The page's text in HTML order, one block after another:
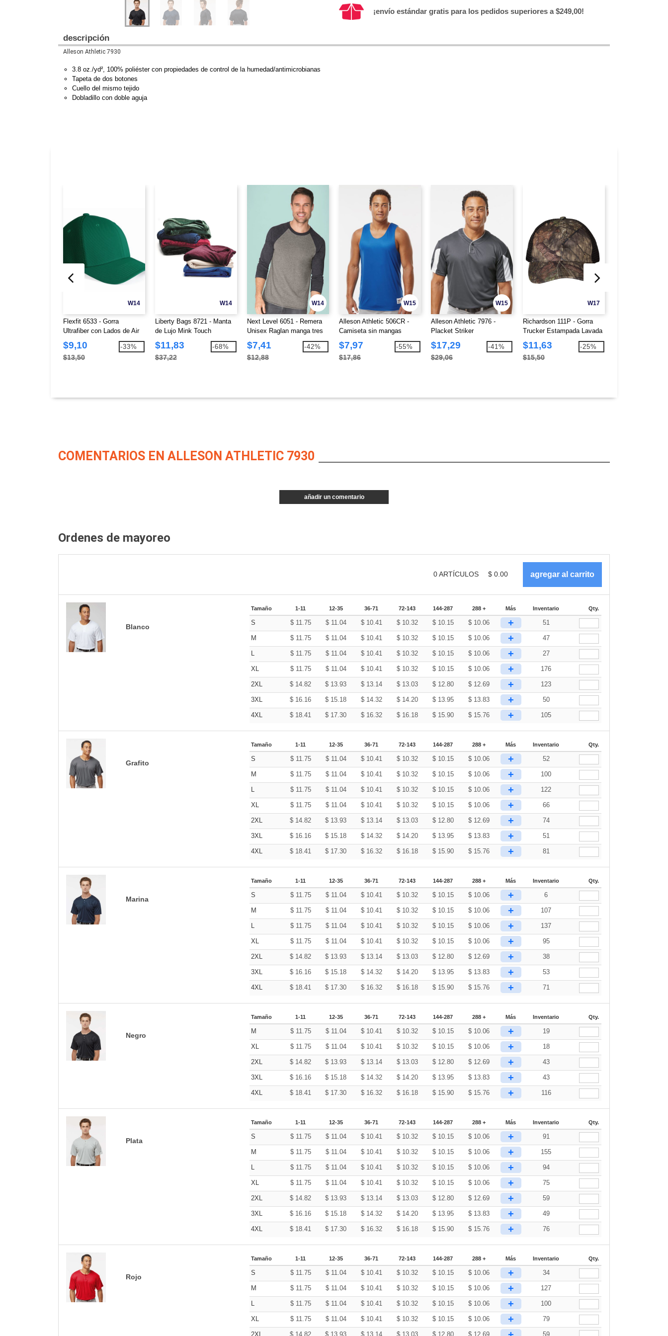
¡envío estándar gratis para los pedidos superiores a $249,00!
descripción
Alleson Athletic 7930
3.8 oz./yd², 100% poliéster con propiedades de control de la humedad/antimicrobianas
Tapeta de dos botones
Cuello del mismo tejido
Dobladillo con doble aguja
W14
Flexfit 6533 - Gorra
Ultrafiber con Lados de Air
Mesh
$9,10
$13,50
-33%
W14
Liberty Bags 8721 - Manta
de Lujo Mink Touch
$11,83
$37,22
-68%
W14
Next Level 6051 - Remera
Unisex Raglan manga tres
cuartos de 3 telas
$7,41
$12,88
-42%
W15
Alleson Athletic 506CR -
Camiseta sin mangas
reversible
$7,97
$17,86
-55%
W15
Alleson Athletic 7976 -
Placket Striker
$17,29
$29,06
-41%
W17
Richardson 111P - Gorra
Trucker Estampada Lavada
Garment
$11,63
$15,50
-25%
COMENTARIOS EN ALLESON ATHLETIC 7930
añadir un comentario
Ordenes de mayoreo
0ARTÍCULOS $ 0.00
Blanco
Tamaño 1-11 12-35 36-71 72-143 144-287 288 + Más Inventario Qty.
S $ 11.75 $ 11.04 $ 10.41 $ 10.32 $ 10.15 $ 10.06 + 51
M $ 11.75 $ 11.04 $ 10.41 $ 10.32 $ 10.15 $ 10.06 + 47
L $ 11.75 $ 11.04 $ 10.41 $ 10.32 $ 10.15 $ 10.06 + 27
XL $ 11.75 $ 11.04 $ 10.41 $ 10.32 $ 10.15 $ 10.06 + 176
2XL $ 14.82 $ 13.93 $ 13.14 $ 13.03 $ 12.80 $ 12.69 + 123
3XL $ 16.16 $ 15.18 $ 14.32 $ 14.20 $ 13.95 $ 13.83 + 50
4XL $ 18.41 $ 17.30 $ 16.32 $ 16.18 $ 15.90 $ 15.76 + 105
Grafito
Tamaño 1-11 12-35 36-71 72-143 144-287 288 + Más Inventario Qty.
S $ 11.75 $ 11.04 $ 10.41 $ 10.32 $ 10.15 $ 10.06 + 52
M $ 11.75 $ 11.04 $ 10.41 $ 10.32 $ 10.15 $ 10.06 + 100
L $ 11.75 $ 11.04 $ 10.41 $ 10.32 $ 10.15 $ 10.06 + 122
XL $ 11.75 $ 11.04 $ 10.41 $ 10.32 $ 10.15 $ 10.06 + 66
2XL $ 14.82 $ 13.93 $ 13.14 $ 13.03 $ 12.80 $ 12.69 + 74
3XL $ 16.16 $ 15.18 $ 14.32 $ 14.20 $ 13.95 $ 13.83 + 51
4XL $ 18.41 $ 17.30 $ 16.32 $ 16.18 $ 15.90 $ 15.76 + 81
Marina
Tamaño 1-11 12-35 36-71 72-143 144-287 288 + Más Inventario Qty.
S $ 11.75 $ 11.04 $ 10.41 $ 10.32 $ 10.15 $ 10.06 + 6
M $ 11.75 $ 11.04 $ 10.41 $ 10.32 $ 10.15 $ 10.06 + 107
L $ 11.75 $ 11.04 $ 10.41 $ 10.32 $ 10.15 $ 10.06 + 137
XL $ 11.75 $ 11.04 $ 10.41 $ 10.32 $ 10.15 $ 10.06 + 95
2XL $ 14.82 $ 13.93 $ 13.14 $ 13.03 $ 12.80 $ 12.69 + 38
3XL $ 16.16 $ 15.18 $ 14.32 $ 14.20 $ 13.95 $ 13.83 + 53
4XL $ 18.41 $ 17.30 $ 16.32 $ 16.18 $ 15.90 $ 15.76 + 71
Negro
Tamaño 1-11 12-35 36-71 72-143 144-287 288 + Más Inventario Qty.
M $ 11.75 $ 11.04 $ 10.41 $ 10.32 $ 10.15 $ 10.06 + 19
XL $ 11.75 $ 11.04 $ 10.41 $ 10.32 $ 10.15 $ 10.06 + 18
2XL $ 14.82 $ 13.93 $ 13.14 $ 13.03 $ 12.80 $ 12.69 + 43
3XL $ 16.16 $ 15.18 $ 14.32 $ 14.20 $ 13.95 $ 13.83 + 43
4XL $ 18.41 $ 17.30 $ 16.32 $ 16.18 $ 15.90 $ 15.76 + 116
Plata
Tamaño 1-11 12-35 36-71 72-143 144-287 288 + Más Inventario Qty.
S $ 11.75 $ 11.04 $ 10.41 $ 10.32 $ 10.15 $ 10.06 + 91
M $ 11.75 $ 11.04 $ 10.41 $ 10.32 $ 10.15 $ 10.06 + 155
L $ 11.75 $ 11.04 $ 10.41 $ 10.32 $ 10.15 $ 10.06 + 94
XL $ 11.75 $ 11.04 $ 10.41 $ 10.32 $ 10.15 $ 10.06 + 75
2XL $ 14.82 $ 13.93 $ 13.14 $ 13.03 $ 12.80 $ 12.69 + 59
3XL $ 16.16 $ 15.18 $ 14.32 $ 14.20 $ 13.95 $ 13.83 + 49
4XL $ 18.41 $ 17.30 $ 16.32 $ 16.18 $ 15.90 $ 15.76 + 76
Rojo
Tamaño 1-11 12-35 36-71 72-143 144-287 288 + Más Inventario Qty.
S $ 11.75 $ 11.04 $ 10.41 $ 10.32 $ 10.15 $ 10.06 + 34
M $ 11.75 $ 11.04 $ 10.41 $ 10.32 $ 10.15 $ 10.06 + 127
L $ 11.75 $ 11.04 $ 10.41 $ 10.32 $ 10.15 $ 10.06 + 100
XL $ 11.75 $ 11.04 $ 10.41 $ 10.32 $ 10.15 $ 10.06 + 79
2XL $ 14.82 $ 13.93 $ 13.14 $ 13.03 $ 12.80 $ 12.69 59